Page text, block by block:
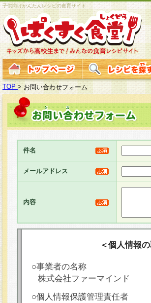
子供向けかんたんレシピの食育サイト
TOP > お問い合わせフォーム
件名
メールアドレス
内容
＜個人情報
○事業者の名称
株式会社ファーマインド
○個人情報保護管理責任者